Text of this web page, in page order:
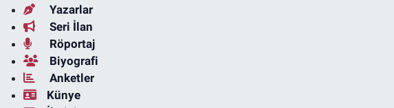
Yazarlar
Seri İlan
Röportaj
Biyografi
Anketler
Künye